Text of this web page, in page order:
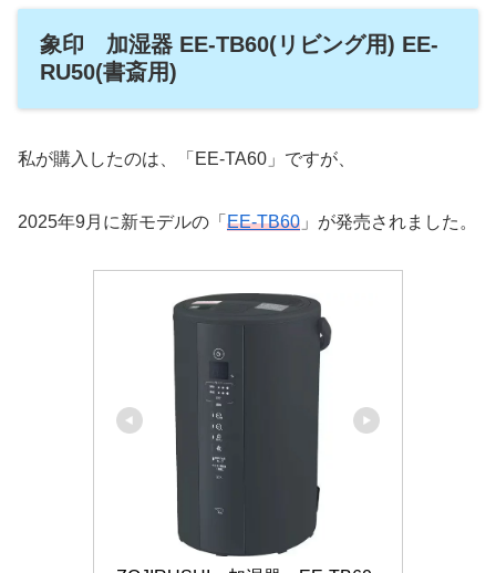
象印 加湿器 EE-TB60(リビング用) EE-
RU50(書斎用)
私が購入したのは、「EE-TA60」ですが、
2025年9月に新モデルの「 EE-TB60 」が発売されました。